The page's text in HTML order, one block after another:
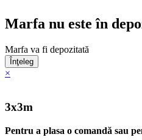
Marfa nu este în
Marfa va fi depozitată
Înţeleg
×
3x3m
Pentru a plasa o comandă sau